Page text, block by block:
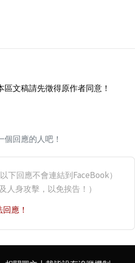
區文稿請先徵得原作者同意！
回應的人吧！
以下回應不會連結到FaceBook）
人身攻擊，以免挨告！）
回應！